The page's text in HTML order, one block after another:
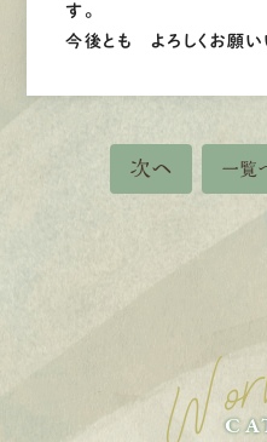
す。
今後とも よろしくお願い
次へ 一覧